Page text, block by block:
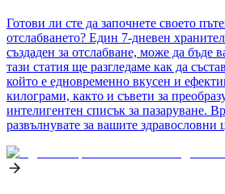
Готови ли сте да започнете своето
отслабването? Един 7-дневен
създаден за отслабване, може да бъде
тази статия ще разгледаме как да
който е едновременно вкусен и
килограми, както и съвети за
интелигентен списък за пазаруване.
развълнувате за вашите здравословни